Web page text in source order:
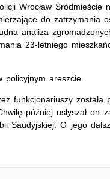
Wrocław Śródmieście
do zatrzymania
analiza
23-letniego
policyjnym areszcie.
funkcjonariuszy
później usłyszał on
Saudyjskiej. O jego